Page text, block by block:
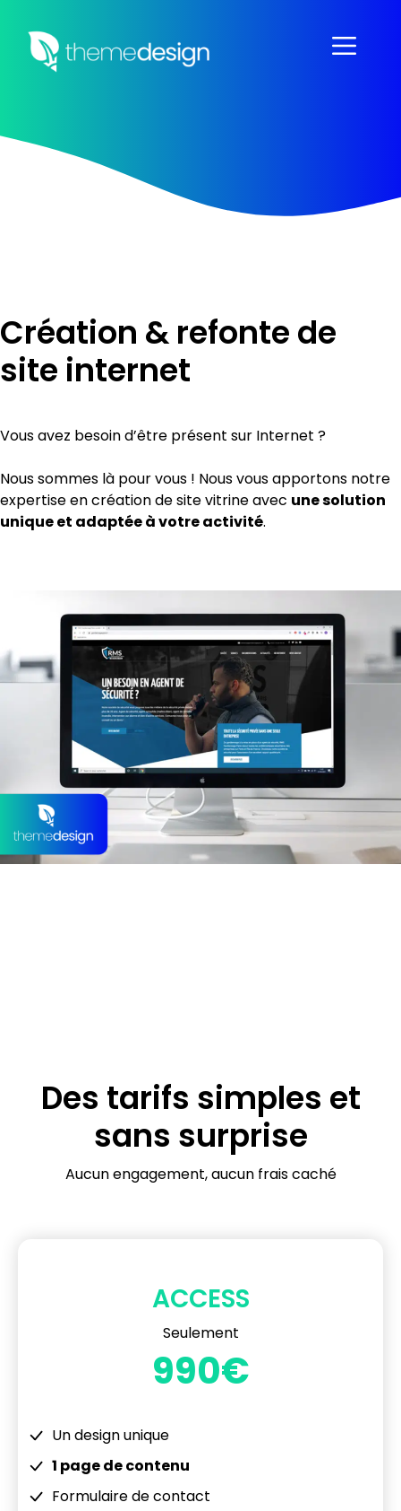
contenu
Menu
Création & refonte de
site internet
Vous avez besoin d’être présent sur Internet ?
Nous sommes là pour vous ! Nous vous apportons notre
expertise en création de site vitrine avec une solution
unique et adaptée à votre activité.
Des tarifs simples et
sans surprise
Aucun engagement, aucun frais caché
ACCESS
Seulement
990€
Un design unique
1 page de contenu
Formulaire de contact